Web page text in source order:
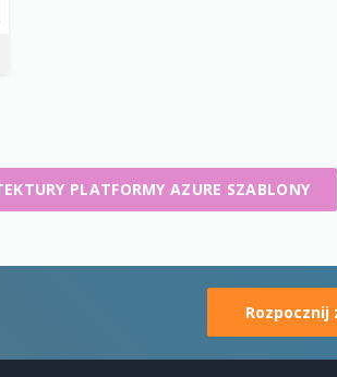
PLATFORMY AZURE SZABLONY
Rozpocznij